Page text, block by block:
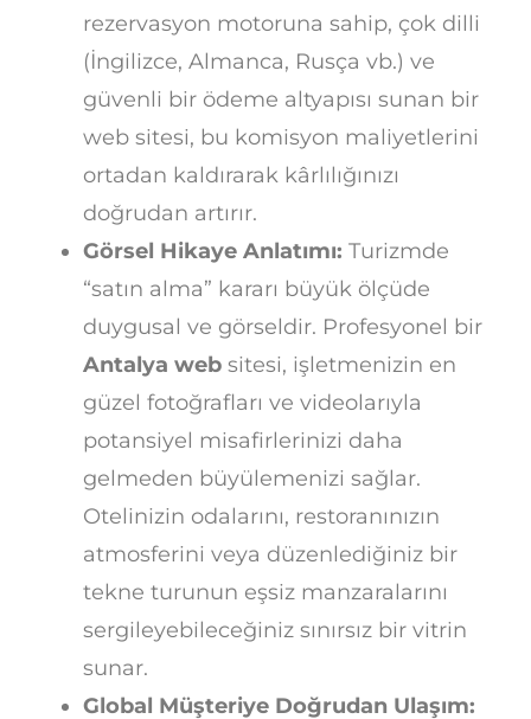
rezervasyon motoruna sahip, çok dilli
(İngilizce, Almanca, Rusça vb.) ve
güvenli bir ödeme altyapısı sunan bir
web sitesi, bu komisyon maliyetlerini
ortadan kaldırarak kârlılığınızı
doğrudan artırır.
Görsel Hikaye Anlatımı: Turizmde
“satın alma” kararı büyük ölçüde
duygusal ve görseldir. Profesyonel bir
Antalya web sitesi, işletmenizin en
güzel fotoğrafları ve videolarıyla
potansiyel misafirlerinizi daha
gelmeden büyülemenizi sağlar.
Otelinizin odalarını, restoranınızın
atmosferini veya düzenlediğiniz bir
tekne turunun eşsiz manzaralarını
sergileyebileceğiniz sınırsız bir vitrin
sunar.
Global Müşteriye Doğrudan Ulaşım: